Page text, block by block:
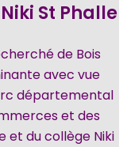
St Phalle
de Bois
avec vue
départemental
et des
et du collège Niki